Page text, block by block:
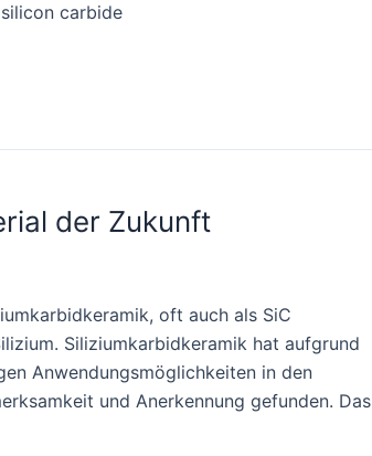
carbide
der Zukunft
oft auch als SiC
Siliziumkarbidkeramik hat aufgrund
Anwendungsmöglichkeiten in den
und Anerkennung gefunden. Das